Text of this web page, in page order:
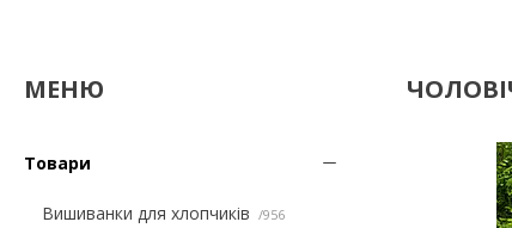
Товари
Вишиванки для хлопчиків 956